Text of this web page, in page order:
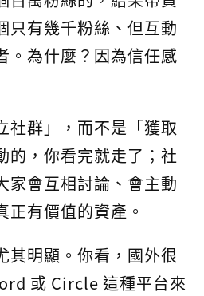
只有幾千粉絲、但互動
。為什麼？因為信任感
社群」，而不是「獲取
的，你看完就走了；社
家會互相討論、會主動
正有價值的資產。
其明顯。你看，國外很
或 Circle 這種平台來